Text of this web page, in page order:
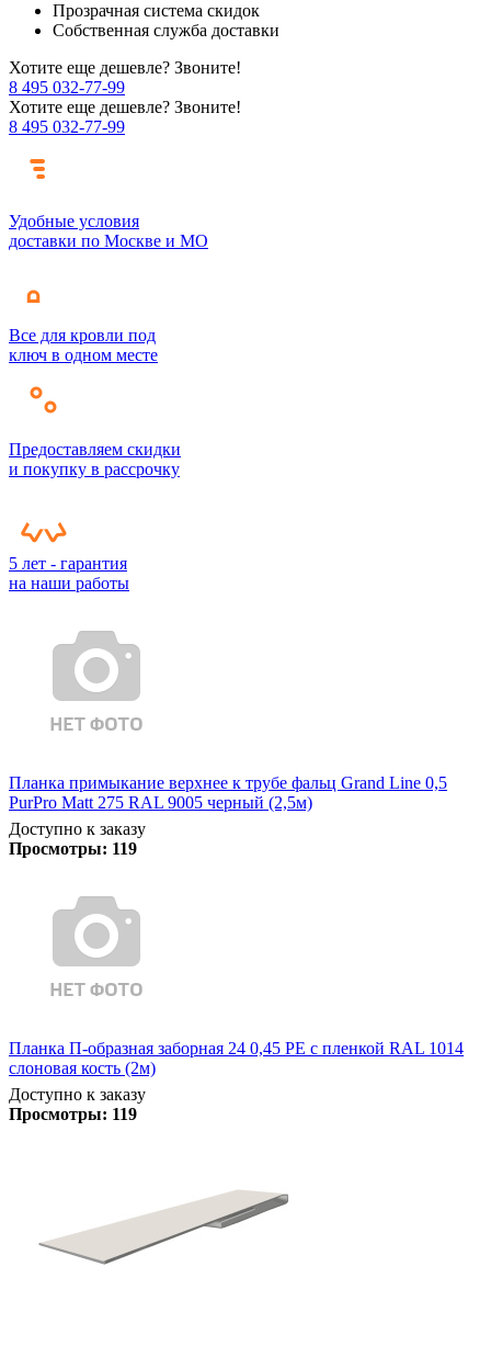
Прозрачная система скидок
Собственная служба доставки
Хотите еще дешевле? Звоните!
8 495 032-77-99
Хотите еще дешевле? Звоните!
8 495 032-77-99
Удобные условия
доставки по Москве и МО
Все для кровли под
ключ в одном месте
Предоставляем скидки
и покупку в рассрочку
5 лет - гарантия
на наши работы
Планка примыкание верхнее к трубе фальц Grand Line 0,5
PurPro Matt 275 RAL 9005 черный (2,5м)
Доступно к заказу
Просмотры: 119
Планка П-образная заборная 24 0,45 PE с пленкой RAL 1014
слоновая кость (2м)
Доступно к заказу
Просмотры: 119